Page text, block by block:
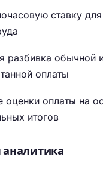
ставку
разбивка обычной
оплаты
оценки оплаты на
итогов
аналитика